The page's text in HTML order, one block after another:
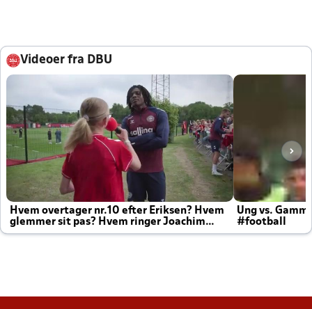
Videoer fra DBU
Hvem overtager nr.10 efter Eriksen? Hvem
glemmer sit pas? Hvem ringer Joachim
altid til efter kampe?
Ung vs.
#football